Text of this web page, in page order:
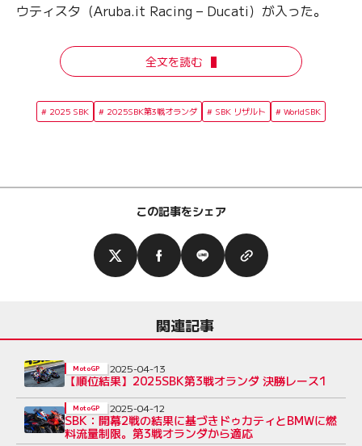
ウティスタ（Aruba.it Racing – Ducati）が入った。
全文を読む
2025 SBK 2025SBK第3戦オランダ SBK リザルト WorldSBK
この記事をシェア
関連記事
【順位結果】2025SBK第3戦オランダ 決勝レース1
MotoGP 2025-04-13
SBK：開幕2戦の結果に基づきドゥカティとBMWに燃
料流量制限。第3戦オランダから適応
MotoGP 2025-04-12